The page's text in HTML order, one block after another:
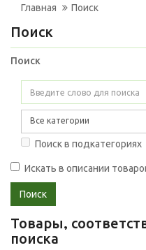
Поиск
Главная Поиск
Поиск
Все категории
Поиск в подкатегориях
Искать в описании
Товары,
поиска